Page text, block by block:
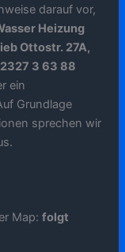
darauf vor,
Heizung
Ottostr. 27A,
3 63 88
ein
Grundlage
sprechen wir
Map:folgt